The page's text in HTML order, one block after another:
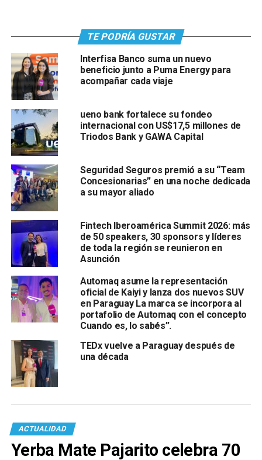
TE PODRÍA GUSTAR
Interfisa Banco suma un nuevo
beneficio junto a Puma Energy para
acompañar cada viaje
ueno bank fortalece su fondeo
internacional con US$17,5 millones de
Triodos Bank y GAWA Capital
Seguridad Seguros premió a su “Team
Concesionarias” en una noche dedicada
a su mayor aliado
Fintech Iberoamérica Summit 2026: más
de 50 speakers, 30 sponsors y líderes
de toda la región se reunieron en
Asunción
Automaq asume la representación
oficial de Kaiyi y lanza dos nuevos SUV
en Paraguay La marca se incorpora al
portafolio de Automaq con el concepto
Cuando es, lo sabés”.
TEDx vuelve a Paraguay después de
una década
ACTUALIDAD
Yerba Mate Pajarito celebra 70